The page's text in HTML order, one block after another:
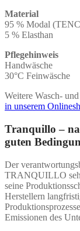
Material
95 % Modal
5 % Elasthan
Pflegehinweis
Handwäsche
30°C Feinwäsche
Weitere Wasch-
in unserem
Tranquillo –
guten
Der
TRANQUILLO
seine
Herstellern
Emissionen des